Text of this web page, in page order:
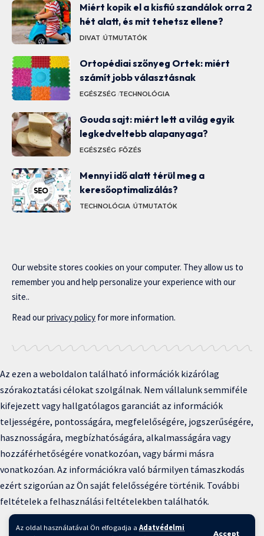
Az oldal használatával Ön elfogadja a Adatvédelmi
Accept
Miért kopik el a kisfiú szandálok orra 2
hét alatt, és mit tehetsz ellene?
DIVAT ÚTMUTATÓK
Ortopédiai szőnyeg Ortek: miért
számít jobb választásnak
EGÉSZSÉG TECHNOLÓGIA
Gouda sajt: miért lett a világ egyik
legkedveltebb alapanyaga?
EGÉSZSÉG FŐZÉS
Mennyi idő alatt térül meg a
keresőoptimalizálás?
TECHNOLÓGIA ÚTMUTATÓK
Our website stores cookies on your computer. They allow us to
remember you and help personalize your experience with our
site..
Read ourprivacy policy for more information.
Az ezen a weboldalon található információk kizárólag
szórakoztatási célokat szolgálnak. Nem vállalunk semmiféle
kifejezett vagy hallgatólagos garanciát az információk
teljességére, pontosságára, megfelelőségére, jogszerűségére,
hasznosságára, megbízhatóságára, alkalmasságára vagy
hozzáférhetőségére vonatkozóan, vagy bármi másra
vonatkozóan. Az információkra való bármilyen támaszkodás
ezért szigorúan az Ön saját felelősségére történik. További
feltételek a felhasználási feltételekben találhatók.
Copyright © 2025 BFKH.hu